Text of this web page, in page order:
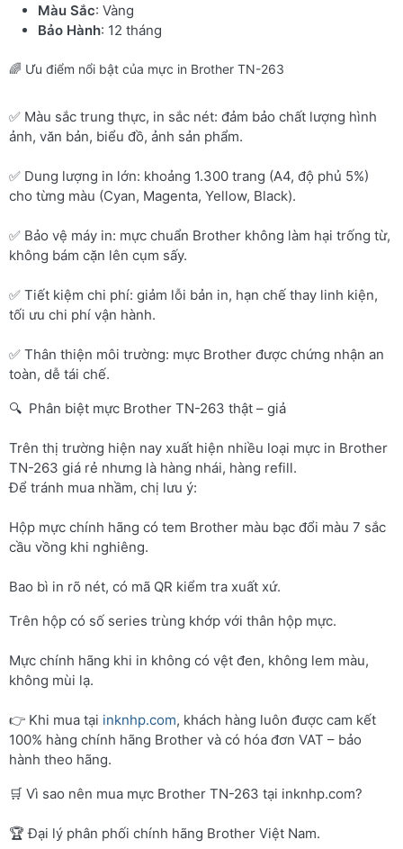
Màu Sắc: Vàng
Bảo Hành: 12 tháng
🌈 Ưu điểm nổi bật của mực in Brother TN-263
✅ Màu sắc trung thực, in sắc nét: đảm bảo chất lượng hình
ảnh, văn bản, biểu đồ, ảnh sản phẩm.
✅ Dung lượng in lớn: khoảng 1.300 trang (A4, độ phủ 5%)
cho từng màu (Cyan, Magenta, Yellow, Black).
✅ Bảo vệ máy in: mực chuẩn Brother không làm hại trống từ,
không bám cặn lên cụm sấy.
✅ Tiết kiệm chi phí: giảm lỗi bản in, hạn chế thay linh kiện,
tối ưu chi phí vận hành.
✅ Thân thiện môi trường: mực Brother được chứng nhận an
toàn, dễ tái chế.
🔍 Phân biệt mực Brother TN-263 thật – giả
Trên thị trường hiện nay xuất hiện nhiều loại mực in Brother
TN-263 giá rẻ nhưng là hàng nhái, hàng refill.
Để tránh mua nhầm, chị lưu ý:
Hộp mực chính hãng có tem Brother màu bạc đổi màu 7 sắc
cầu vồng khi nghiêng.
Bao bì in rõ nét, có mã QR kiểm tra xuất xứ.
Trên hộp có số series trùng khớp với thân hộp mực.
Mực chính hãng khi in không có vệt đen, không lem màu,
không mùi lạ.
👉 Khi mua tại inknhp.com, khách hàng luôn được cam kết
100% hàng chính hãng Brother và có hóa đơn VAT – bảo
hành theo hãng.
🛒 Vì sao nên mua mực Brother TN-263 tại inknhp.com?
🏆 Đại lý phân phối chính hãng Brother Việt Nam.